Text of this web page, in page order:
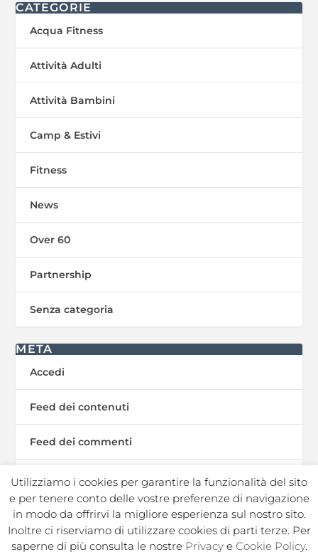
CATEGORIE
Acqua Fitness
Attività Adulti
Attività Bambini
Camp & Estivi
Fitness
News
Over 60
Partnership
Senza categoria
META
Accedi
Feed dei contenuti
Feed dei commenti
WordPress.org
In Sport s.r.l. Societa Sportiva Dilettantistica | C.F./P.I.
Utilizziamo i cookies per garantire la funzionalità del sito
e per tenere conto delle vostre preferenze di navigazione
in modo da offrirvi la migliore esperienza sul nostro sito.
Inoltre ci riserviamo di utilizzare cookies di parti terze. Per
saperne di più consulta le nostre Privacye Cookie Policy.